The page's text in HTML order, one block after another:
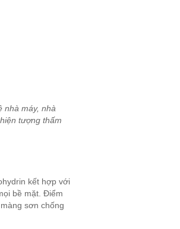
nhà máy, nhà
tượng thấm
kết hợp với
bề mặt. Điểm
sơn chống